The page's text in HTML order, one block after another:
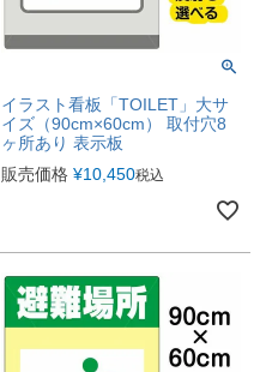
イラスト看板「TOILET」大サ
イズ（90cm×60cm） 取付穴8
ヶ所あり 表示板
販売価格 ¥10,450税込